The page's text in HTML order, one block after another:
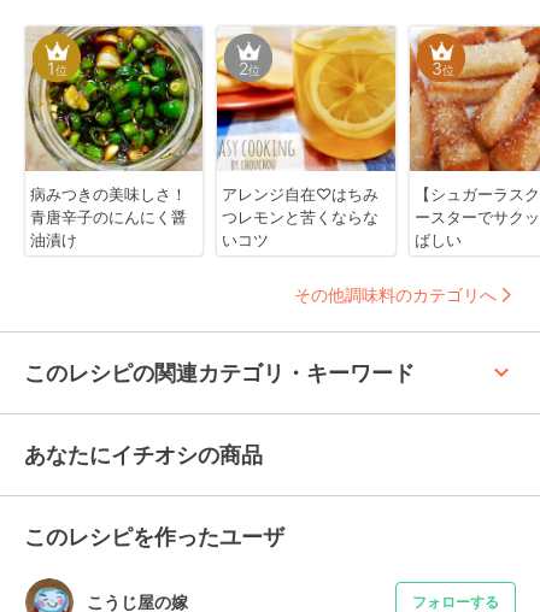
1位
病みつきの美味しさ！
青唐辛子のにんにく醤
油漬け
2位
アレンジ自在♡はちみ
つレモンと苦くならな
いコツ
3位
【シュガーラス
ースターでサク
ばしい
その他調味料のカテゴリへ
このレシピの関連カテゴリ・キーワード keyboard_arrow_up
あなたにイチオシの商品
このレシピを作ったユーザ
こうじ屋の嫁 フォローする